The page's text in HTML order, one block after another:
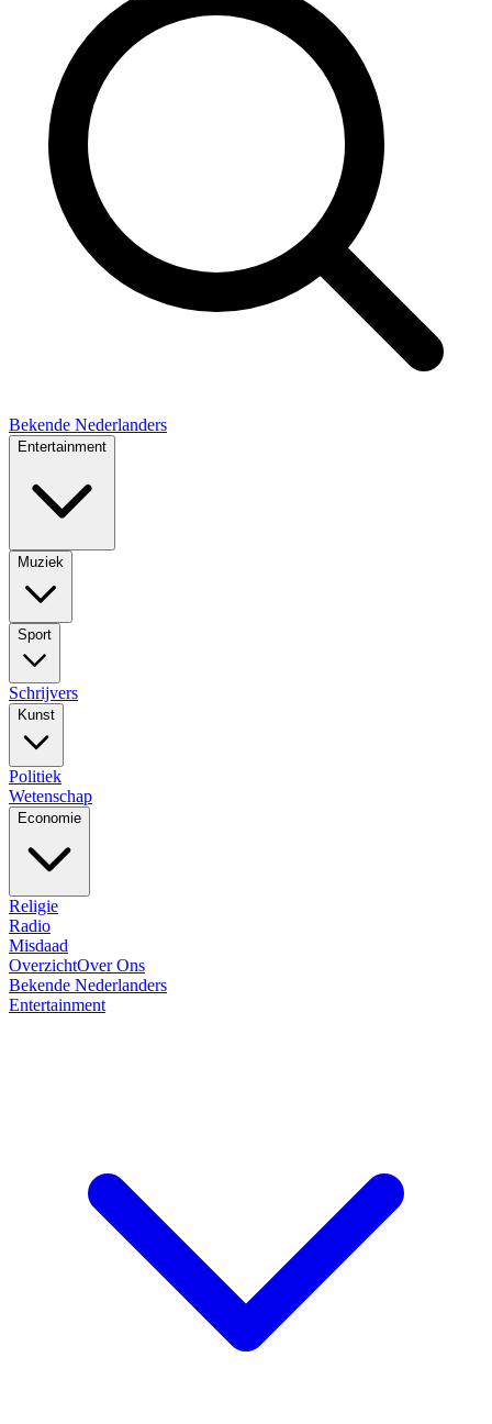
Bekende Nederlanders
Entertainment
Muziek
Sport
Schrijvers
Kunst
Politiek
Wetenschap
Economie
Religie
Radio
Misdaad
OverzichtOver Ons
Bekende Nederlanders
Entertainment